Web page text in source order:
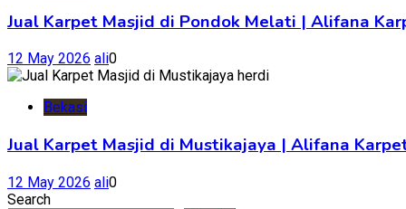
Jual Karpet Masjid di Pondok Melati | Alifana
12 May 2026 ali0
Bekasi
Jual Karpet Masjid di Mustikajaya | Alifana
12 May 2026 ali0
Search